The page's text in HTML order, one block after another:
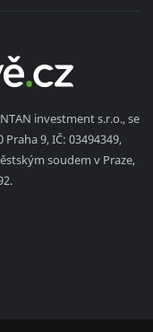
investment s.r.o., se
9, IČ: 03494349,
soudem v Praze,